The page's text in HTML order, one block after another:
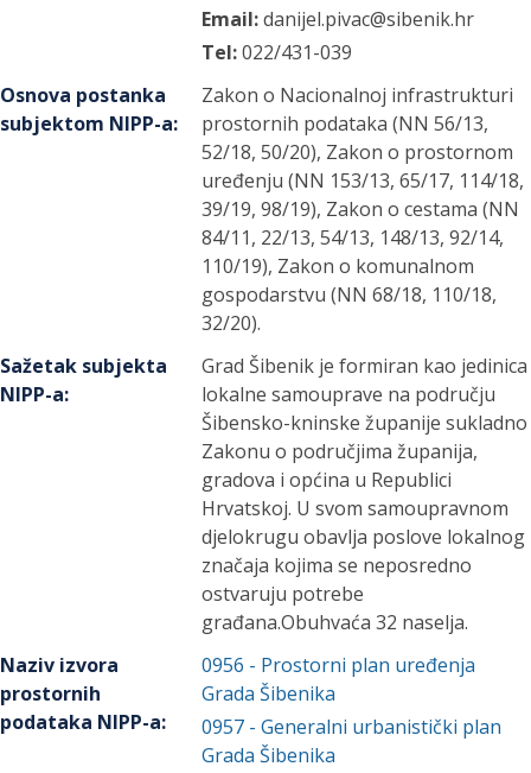
Email:danijel.pivac@sibenik.hr
Tel:022/431-039
Osnova postanka
subjektom NIPP-a:
Zakon o Nacionalnoj infrastrukturi
prostornih podataka (NN 56/13,
52/18, 50/20), Zakon o prostornom
uređenju (NN 153/13, 65/17, 114/18,
39/19, 98/19), Zakon o cestama (NN
84/11, 22/13, 54/13, 148/13, 92/14,
110/19), Zakon o komunalnom
gospodarstvu (NN 68/18, 110/18,
32/20).
Sažetak subjekta
NIPP-a:
Grad Šibenik je formiran kao jedinica
lokalne samouprave na području
Šibensko-kninske županije sukladno
Zakonu o područjima županija,
gradova i općina u Republici
Hrvatskoj. U svom samoupravnom
djelokrugu obavlja poslove lokalnog
značaja kojima se neposredno
ostvaruju potrebe
građana.Obuhvaća 32 naselja.
Naziv izvora
prostornih
podataka NIPP-a:
0956 - Prostorni plan uređenja
Grada Šibenika
0957 -Generalni urbanistički plan
Grada Šibenika